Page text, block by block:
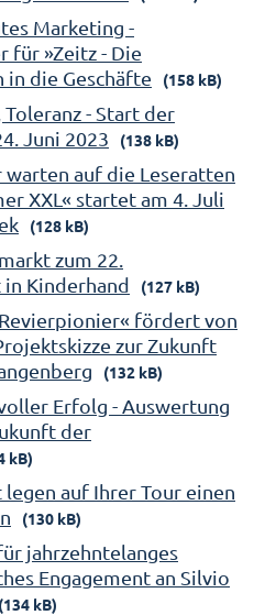
Marketing -
für »Zeitz - Die
in die Geschäfte
(158 kB)
Toleranz - Start der
Juni 2023
(138 kB)
warten auf die Leseratten
XXL« startet am 4. Juli
(128 kB)
zum 22.
Kinderhand
(127 kB)
fördert von
zur Zukunft
(132 kB)
Erfolg - Auswertung
der
kB)
legen auf Ihrer Tour einen
(130 kB)
jahrzehntelanges
Engagement an Silvio
(134 kB)